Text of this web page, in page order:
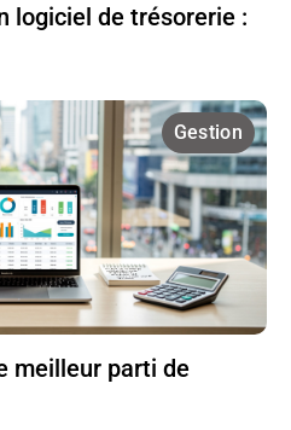
logiciel de trésorerie :
Gestion
meilleur parti de